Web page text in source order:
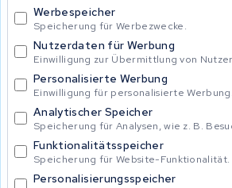
Werbespeicher
Speicherung für Werbezwecke.
Nutzerdaten für Werbung
Einwilligung zur Übermittlung von
Personalisierte Werbung
Einwilligung für personalisierte Werbung.
Analytischer Speicher
Speicherung für Analysen, wie z. B.
Funktionalitätsspeicher
Speicherung für Website-Funktionalität.
Personalisierungsspeicher